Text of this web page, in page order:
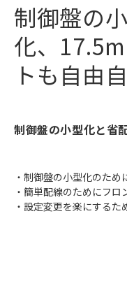
制御盤の
化、
トも自由
制御盤の小型化と省
・制御盤の小型化のた
・簡単配線のためにフ
・設定変更を楽にする